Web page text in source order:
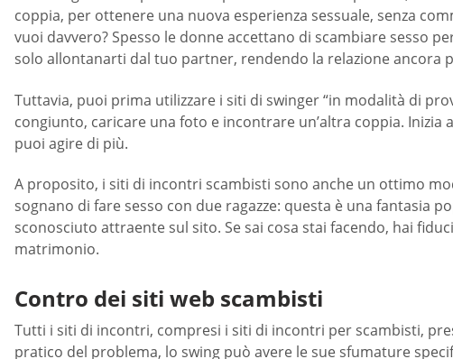
coppia, per ottenere una nuova esperienza sessuale, senza
vuoi davvero? Spesso le donne accettano di scambiare sesso
solo allontanarti dal tuo partner, rendendo la relazione ancora
Tuttavia, puoi prima utilizzare i siti di swinger “in modalità di
congiunto, caricare una foto e incontrare un’altra coppia. Inizia
puoi agire di più.
A proposito, i siti di incontri scambisti sono anche un ottimo
sognano di fare sesso con due ragazze: questa è una fantasia
sconosciuto attraente sul sito. Se sai cosa stai facendo, hai
matrimonio.
Contro dei siti web scambisti
Tutti i siti di incontri, compresi i siti di incontri per scambisti,
pratico del problema, lo swing può avere le sue sfumature